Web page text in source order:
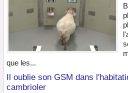
que les...
Il oublie son GSM dans
cambrioler